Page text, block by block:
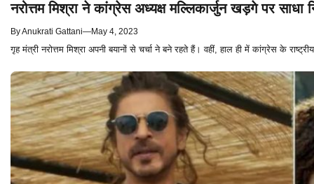
नरोत्तम मिश्रा ने कांग्रेस अध्यक्ष मल्लिकार्जुन खड़गे पर
ByAnukrati Gattani—May 4, 2023
गृह मंत्री नरोत्तम मिश्रा अपनी बयानों से चर्चा ने बने रहते हैं। वहीं, हाल ही में कांग्रेस के